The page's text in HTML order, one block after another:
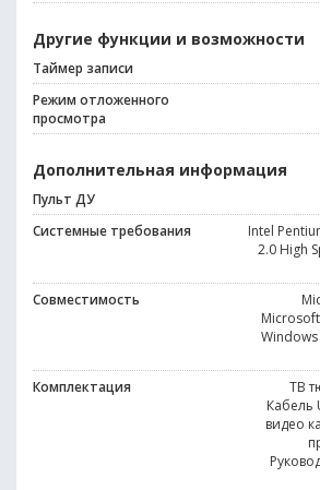
Другие функции и возможности
Таймер записи
Режим отложенного
просмотра
Дополнительная информация
Пульт ДУ
Системные требования
Intel
2.0 High
Совместимость
Комплектация
ТВ
Кабель
видео